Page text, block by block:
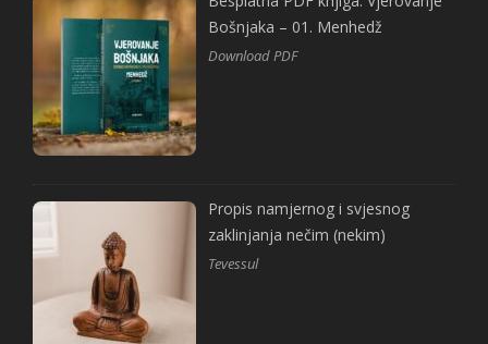
Bošnjaka – 01. Menhedž
Download PDF
Propis namjernog i svjesnog
zaklinjanja nečim (nekim)
Tevessul